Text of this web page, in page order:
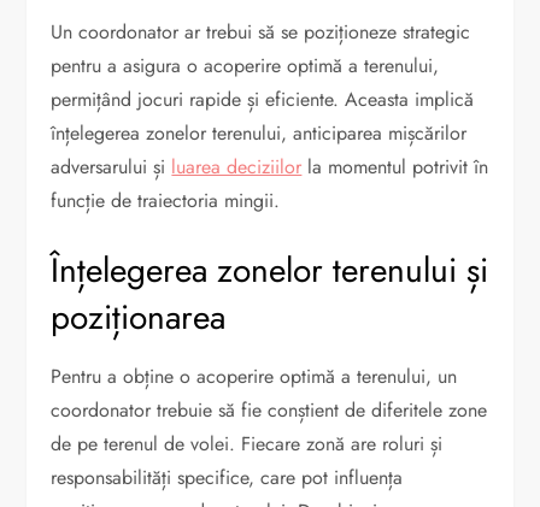
Un coordonator ar trebui să se poziționeze strategic
pentru a asigura o acoperire optimă a terenului,
permițând jocuri rapide și eficiente. Aceasta implică
înțelegerea zonelor terenului, anticiparea mișcărilor
adversarului și luarea deciziilor la momentul potrivit în
funcție de traiectoria mingii.
Înțelegerea zonelor terenului și
poziționarea
Pentru a obține o acoperire optimă a terenului, un
coordonator trebuie să fie conștient de diferitele zone
de pe terenul de volei. Fiecare zonă are roluri și
responsabilități specifice, care pot influența